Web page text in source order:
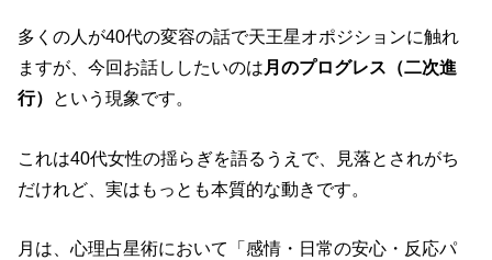
多くの人が40代の変容の話で天王星オポジションに触れ
ますが、今回お話ししたいのは 月のプログレス（二次進
行） という現象です。
これは40代女性の揺らぎを語るうえで、見落とされがち
だけれど、実はもっとも本質的な動きです。
月は、心理占星術において「感情・日常の安心・反応パ